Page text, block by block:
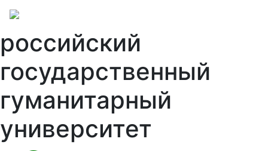
российский
государственный
гуманитарный
университет